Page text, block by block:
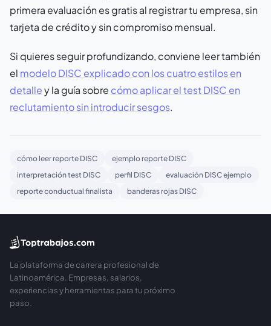
primera evaluación es gratis al registrar tu empresa, sin
tarjeta de crédito y sin compromiso mensual.
Si quieres seguir profundizando, conviene leer también
el modelo DISC explicado con los cuatro estilos en
detalley la guía sobre cómo aplicar el test DISC en
reclutamiento sin introducir sesgos.
cómo leer reporte DISC
ejemplo reporte DISC
interpretación test DISC
perfil DISC
evaluación DISC ejemplo
reporte conductual finalista
banderas rojas DISC
La plataforma de carrera profesional de
Latinoamérica. Empresas, salarios,
experiencias y herramientas para tu próximo
paso.